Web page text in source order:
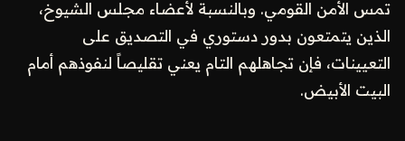
تمس الأمن القومي. وبالنسبة لأعضاء مجلس الشيوخ،
الذين يتمتعون بدور دستوري في التصديق على
التعيينات، فإن تجاهلهم التام يعني تقليصاً لنفوذهم أمام
البيت الأبيض.